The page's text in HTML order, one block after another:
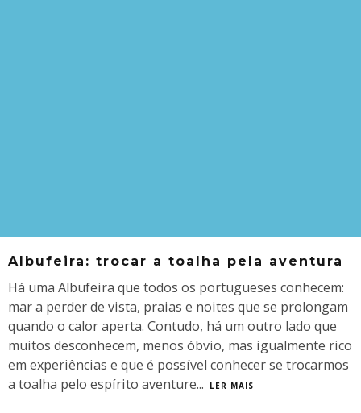
Albufeira: trocar a toalha pela aventura
Há uma Albufeira que todos os portugueses conhecem:
mar a perder de vista, praias e noites que se prolongam
quando o calor aperta. Contudo, há um outro lado que
muitos desconhecem, menos óbvio, mas igualmente rico
em experiências e que é possível conhecer se trocarmos
a toalha pelo espírito aventure... LER MAIS